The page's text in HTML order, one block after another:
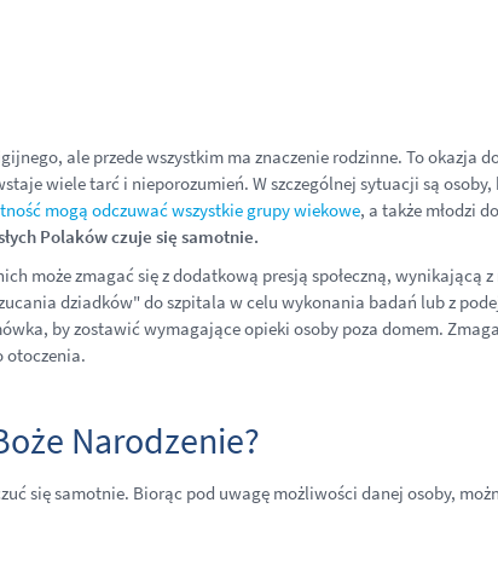
ale przede wszystkim ma znaczenie rodzinne. To okazja
wiele tarć i nieporozumień. W szczególnej sytuacji są
mogą odczuwać wszystkie grupy wiekowe, a także młodzi
Polaków czuje się samotnie.
może zmagać się z dodatkową presją społeczną, wynikającą
dziadków" do szpitala w celu wykonania badań lub z
by zostawić wymagające opieki osoby poza domem.
otoczenia.
Narodzenie?
się samotnie. Biorąc pod uwagę możliwości danej osoby,